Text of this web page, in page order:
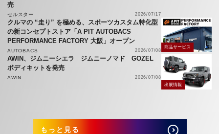
売
セルスター 2026/07/17
クルマの “走り” を極める、スポーツカスタム特化型
の新コンセプトストア「A PIT AUTOBACS
PERFORMANCE FACTORY 大阪」オープン
AUTOBACS 2026/07/08
商品サービス
AWIN、ジムニーシエラ ジムニーノマド GOZEL
ボディキットを発売
AWIN
2026/07/08
出展情報
もっと見る